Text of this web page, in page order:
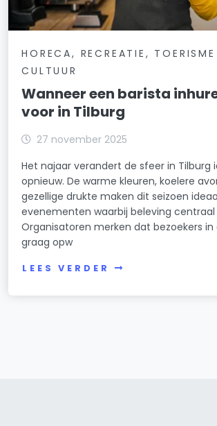
HORECA, RECREATIE, TOERISME
CULTUUR
Wanneer een barista
voor in Tilburg
27 november 2025
Het najaar verandert de sfeer in Tilburg
opnieuw. De warme kleuren, koelere
gezellige drukte maken dit seizoen
evenementen waarbij beleving
Organisatoren merken dat bezoekers in
graag opw
LEES VERDER